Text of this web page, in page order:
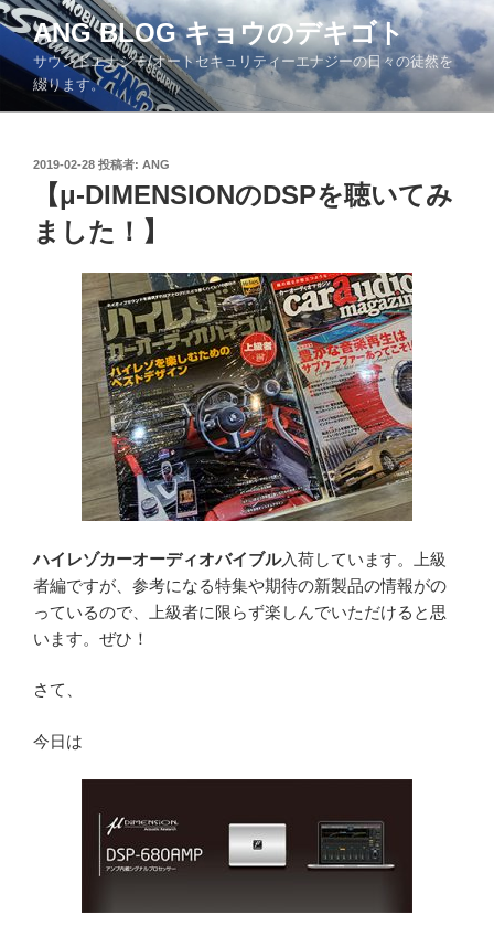
コ
ン
テ
ツ
ANG BLOG キョウのデキゴト
サウンドエナジー/オートセキュリティーエナジーの日々の徒然を
綴ります。
投
2019-02-28 投稿者: ANG
【μ-DIMENSIONのDSPを聴いてみ
ました！】
ハイレゾカーオーディオバイブル入荷しています。上級
者編ですが、参考になる特集や期待の新製品の情報がの
っているので、上級者に限らず楽しんでいただけると思
います。ぜひ！
さて、
今日は